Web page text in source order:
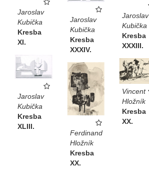
Jaroslav
Kubička
Kresba
XI.
Jaroslav
Kubička
Kresba
XXXIII.
Jaroslav
Kubička
Kresba
XXXIV.
Jaroslav
Kubička
Kresba
XLIII.
Vincent
Hložník
Kresba
XX.
Ferdinand
Hložník
Kresba
XX.